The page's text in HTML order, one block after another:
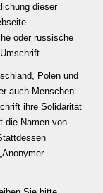
dieser
oder russische
Polen und
auch Menschen
ihre Solidarität
die Namen von